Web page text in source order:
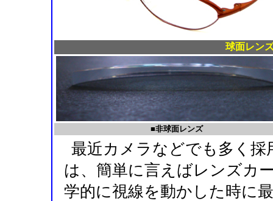
球面レン
■非球面レンズ
最近カメラなどでも多く
は、簡単に言えばレンズカ
学的に視線を動かした時に